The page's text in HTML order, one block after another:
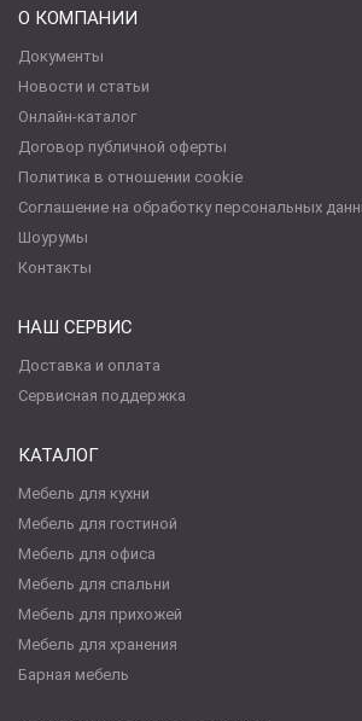
О КОМПАНИИ
Документы
Новости и статьи
Онлайн-каталог
Договор публичной оферты
Политика в отношении cookie
Соглашение на обработку персональных
Шоурумы
Контакты
НАШ СЕРВИС
Доставка и оплата
Сервисная поддержка
КАТАЛОГ
Мебель для кухни
Мебель для гостиной
Мебель для офиса
Мебель для спальни
Мебель для прихожей
Мебель для хранения
Барная мебель